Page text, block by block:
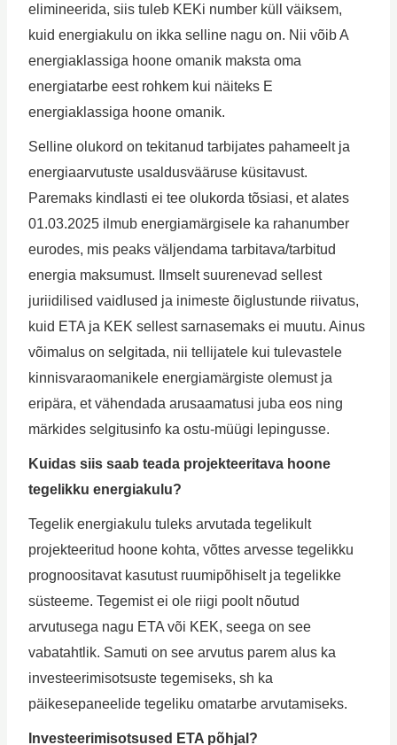
elimineerida, siis tuleb KEKi number küll väiksem,
kuid energiakulu on ikka selline nagu on. Nii võib A
energiaklassiga hoone omanik maksta oma
energiatarbe eest rohkem kui näiteks E
energiaklassiga hoone omanik.
Selline olukord on tekitanud tarbijates pahameelt ja
energiaarvutuste usaldusvääruse küsitavust.
Paremaks kindlasti ei tee olukorda tõsiasi, et alates
01.03.2025 ilmub energiamärgisele ka rahanumber
eurodes, mis peaks väljendama tarbitava/tarbitud
energia maksumust. Ilmselt suurenevad sellest
juriidilised vaidlused ja inimeste õiglustunde riivatus,
kuid ETA ja KEK sellest sarnasemaks ei muutu. Ainus
võimalus on selgitada, nii tellijatele kui tulevastele
kinnisvaraomanikele energiamärgiste olemust ja
eripära, et vähendada arusaamatusi juba eos ning
märkides selgitusinfo ka ostu-müügi lepingusse.
Kuidas siis saab teada projekteeritava hoone
tegelikku energiakulu?
Tegelik energiakulu tuleks arvutada tegelikult
projekteeritud hoone kohta, võttes arvesse tegelikku
prognoositavat kasutust ruumipõhiselt ja tegelikke
süsteeme. Tegemist ei ole riigi poolt nõutud
arvutusega nagu ETA või KEK, seega on see
vabatahtlik. Samuti on see arvutus parem alus ka
investeerimisotsuste tegemiseks, sh ka
päikesepaneelide tegeliku omatarbe arvutamiseks.
Investeerimisotsused ETA põhjal?